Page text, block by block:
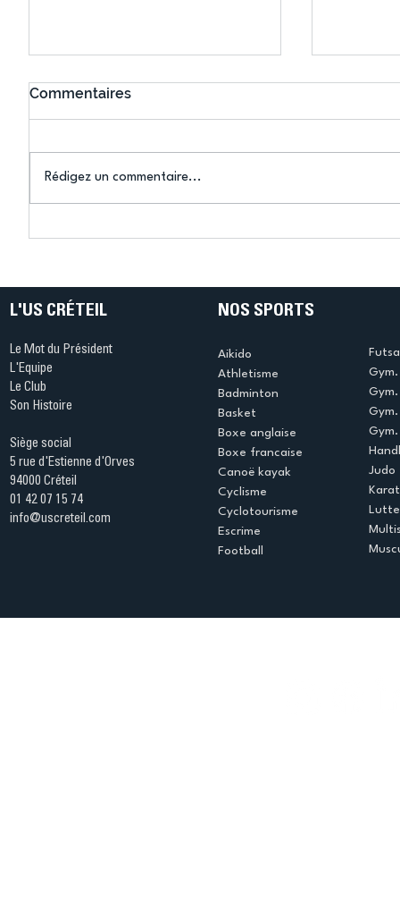
Ping ? Quand le tennis de
termine
Commentaires
Rédigez un commentaire...
L'US CRÉTEIL
Le Mot du Président
L'Equipe
Le Club
Son Histoire
Siège social
5 rue d'Estienne d'Orves
94000 Créteil
01 42 07 15 74
info@uscreteil.com
NOS SPORTS
Aikido
Athletisme
Badminton
Basket
Boxe anglaise
Boxe francaise
Canoë kayak
Cyclisme
Cyclotourisme
Escrime
Football
Judo
Lutte